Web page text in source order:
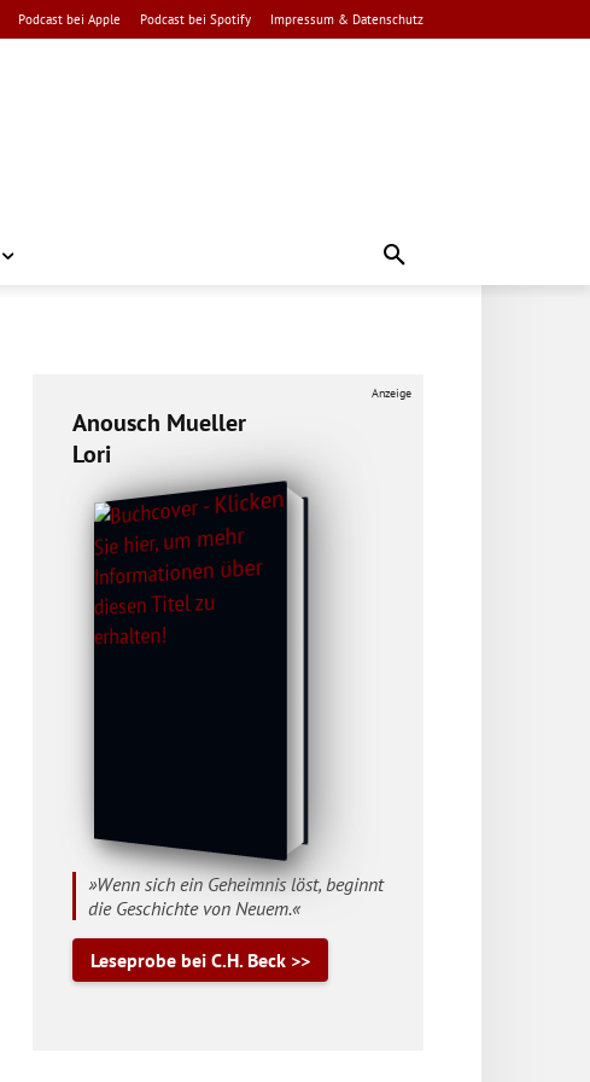
Podcast bei Apple Podcast bei Spotify Impressum & Datenschutz
Anzeige
Anousch Mueller
Lori
»Wenn sich ein Geheimnis löst, beginnt
die Geschichte von Neuem.«
Leseprobe bei C.H. Beck >>